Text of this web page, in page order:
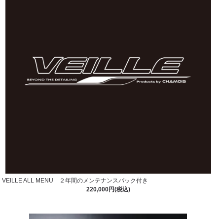
VEILLE ALL MENU ２年間のメンテナンスパック付き
220,000円(税込)